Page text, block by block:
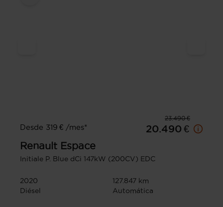
23.490 €
Desde 319 € /mes*
20.490 €
Renault Espace
Initiale P. Blue dCi 147kW (200CV) EDC
2020
127.847 km
Diésel
Automática